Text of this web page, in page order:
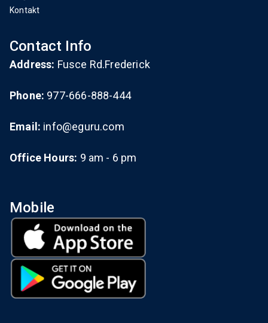
Kontakt
Contact Info
Address: Fusce Rd.Frederick
Phone: 977-666-888-444
Email: info@eguru.com
Office Hours: 9 am - 6 pm
Mobile